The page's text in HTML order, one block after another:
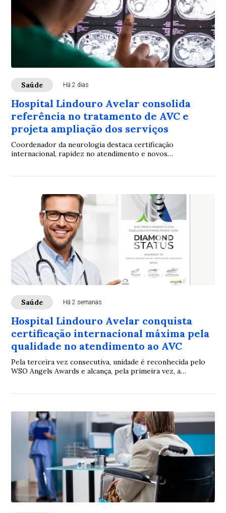
Saúde Há 2 dias
Hospital Lindouro Avelar consolida
referência no tratamento de AVC e
projeta ampliação dos serviços
Coordenador da neurologia destaca certificação
internacional, rapidez no atendimento e novos
Saúde Há 2 semanas
Hospital Lindouro Avelar conquista
certificação internacional máxima pela
qualidade no atendimento ao AVC
Pela terceira vez consecutiva, unidade é reconhecida pelo
WSO Angels Awards e alcança, pela primeira vez, a